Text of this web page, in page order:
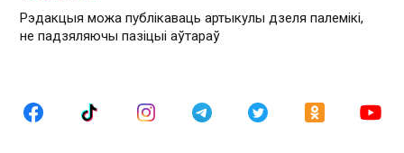
Рэдакцыя можа публікаваць артыкулы дзеля палемікі,
не падзяляючы пазіцыі аўтараў